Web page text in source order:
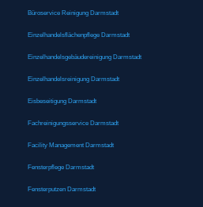
Büroservice Reinigung Darmstadt
Einzelhandelsflächenpflege Darmstadt
Einzelhandelsgebäudereinigung Darmstadt
Einzelhandelsreinigung Darmstadt
Eisbeseitigung Darmstadt
Fachreinigungsservice Darmstadt
Facility Management Darmstadt
Fensterpflege Darmstadt
Fensterputzen Darmstadt